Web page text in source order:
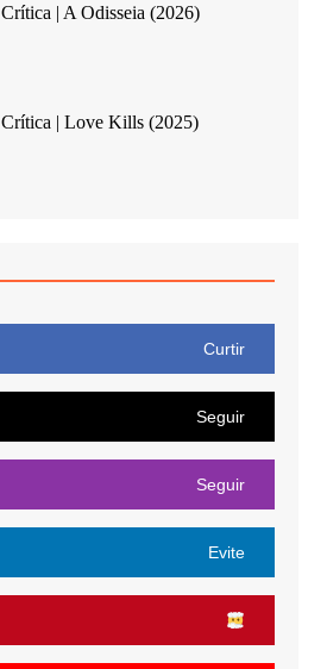
Crítica | A Odisseia (2026)
Crítica | Love Kills (2025)
Curtir
Seguir
Seguir
Evite